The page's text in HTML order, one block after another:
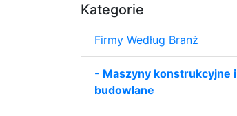
Kategorie
Firmy Według Branż
- Maszyny konstrukcyjne i
budowlane